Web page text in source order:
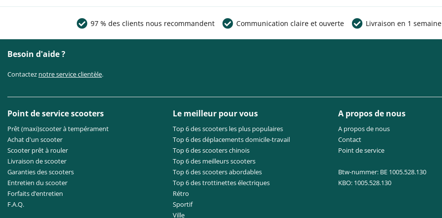
97 % des clients nous recommandent Communication claire et ouverte Livraison en 1 semaine
Besoin d'aide ?
Contactez notre service clientèle.
Point de service scooters
Prêt (maxi)scooter à tempérament
Achat d'un scooter
Scooter prêt à rouler
Livraison de scooter
Garanties des scooters
Entretien du scooter
Forfaits d’entretien
F.A.Q.
Le meilleur pour vous
Top 6 des scooters les plus populaires
Top 6 des déplacements domicile-travail
Top 6 des scooters chinois
Top 6 des meilleurs scooters
Top 6 des scooters abordables
Top 6 des trottinettes électriques
Rétro
Sportif
Ville
A propos de nous
A propos de nous
Contact
Point de service
Btw-nummer: BE 1005.528.130
KBO: 1005.528.130